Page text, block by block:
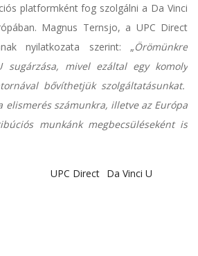
platformként fog szolgálni a Da Vinci
Magnus Ternsjo, a UPC Direct
nyilatkozata szerint: „Örömünkre
mivel ezáltal egy komoly
bővíthetjük szolgáltatásunkat.
elismerés számunkra, illetve az Európa
munkánk megbecsüléseként is
UPC Direct Da Vinci U